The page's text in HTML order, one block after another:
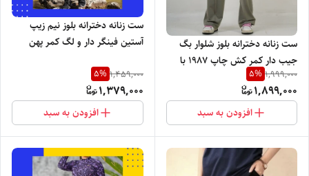
ست زنانه دخترانه بلوز شلوار بگ
جیب دار کمر کش چاپ 1987 با
رنگ بندی و تنخور ساده و شیک
1,999,000
5%
1,899,000
افزودن به سبد
ست زنانه دخترانه بلوز نیم زیپ
آستین فینگر دار و لگ کمر پهن
نایک با تنخور بسیار شیک
1,459,000
5%
1,379,000
افزودن به سبد